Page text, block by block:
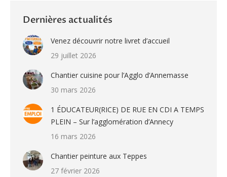
Dernières actualités
Venez découvrir notre livret d’accueil
29 juillet 2026
Chantier cuisine pour l’Agglo d’Annemasse
30 mars 2026
1 ÉDUCATEUR(RICE) DE RUE EN CDI A TEMPS
PLEIN – Sur l’agglomération d’Annecy
16 mars 2026
Chantier peinture aux Teppes
27 février 2026